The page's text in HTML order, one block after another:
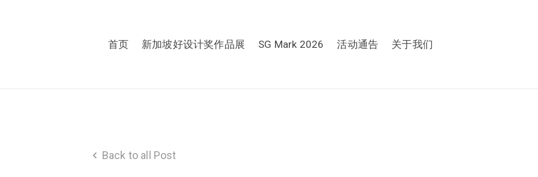
首页 新加坡好设计奖作品展 SG Mark 2026 活动通告 关于我们
Back to all Post